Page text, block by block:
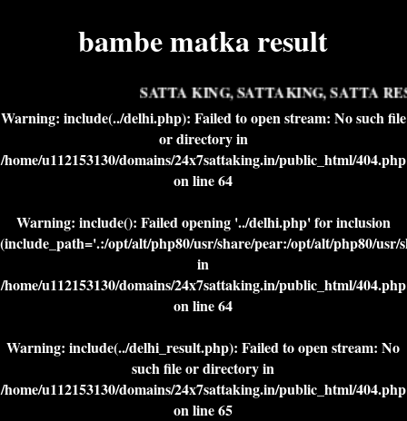
bambe matka result
SATTA KING, SATTAKING, SATTA
Warning: include(../delhi.php): Failed to open stream: No such file
or directory in
/home/u112153130/domains/24x7sattaking.in/public_html/404.php
on line64
Warning: include(): Failed opening '../delhi.php' for inclusion
(include_path='.:/opt/alt/php80/usr/share/pear:/opt/alt/php80/
in
/home/u112153130/domains/24x7sattaking.in/public_html/404.php
on line64
Warning: include(../delhi_result.php): Failed to open stream: No
such file or directory in
/home/u112153130/domains/24x7sattaking.in/public_html/404.php
on line65